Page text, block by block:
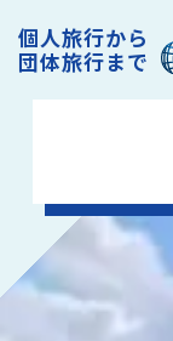
個人旅行から
団体旅行まで